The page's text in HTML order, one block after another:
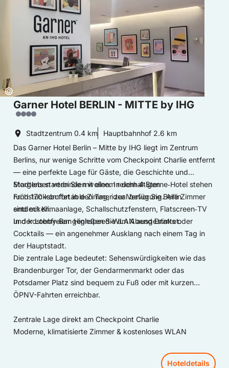
Copyright:
©
Garner Hotel BERLIN - MITTE by IHG
Stadtzentrum 0.4 km Hauptbahnhof 2.6 km
Das Garner Hotel Berlin – Mitte by IHG liegt im Zentrum
Berlins, nur wenige Schritte vom Checkpoint Charlie entfernt
— eine perfekte Lage für Gäste, die Geschichte und
Stadtleben verbinden wollen. In dem 4‑Sterne‑Hotel stehen
rund 170 komfortable Zimmer zur Verfügung. Alle Zimmer
sind mit Klimaanlage, Schallschutzfenstern, Flatscreen‑TV
und kostenfreiem Highspeed‑WLAN ausgestattet.
Morgens starten Sie mit einem reichhaltigen
Frühstücksbuffet in den Tag, ideal bevor Sie Berlin
entdecken.
In der Lobby‑Bar genießen Sie am Abend Drinks oder
Cocktails — ein angenehmer Ausklang nach einem Tag in
der Hauptstadt.
Die zentrale Lage bedeutet: Sehenswürdigkeiten wie das
Brandenburger Tor, der Gendarmenmarkt oder das
Potsdamer Platz sind bequem zu Fuß oder mit kurzen
ÖPNV-Fahrten erreichbar.
Zentrale Lage direkt am Checkpoint Charlie
Moderne, klimatisierte Zimmer & kostenloses WLAN
Hoteldetails